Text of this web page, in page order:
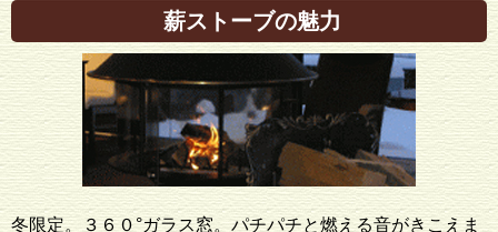
薪ストーブの魅力
冬限定。３６０°ガラス窓。パチパチと燃える音がきこえま